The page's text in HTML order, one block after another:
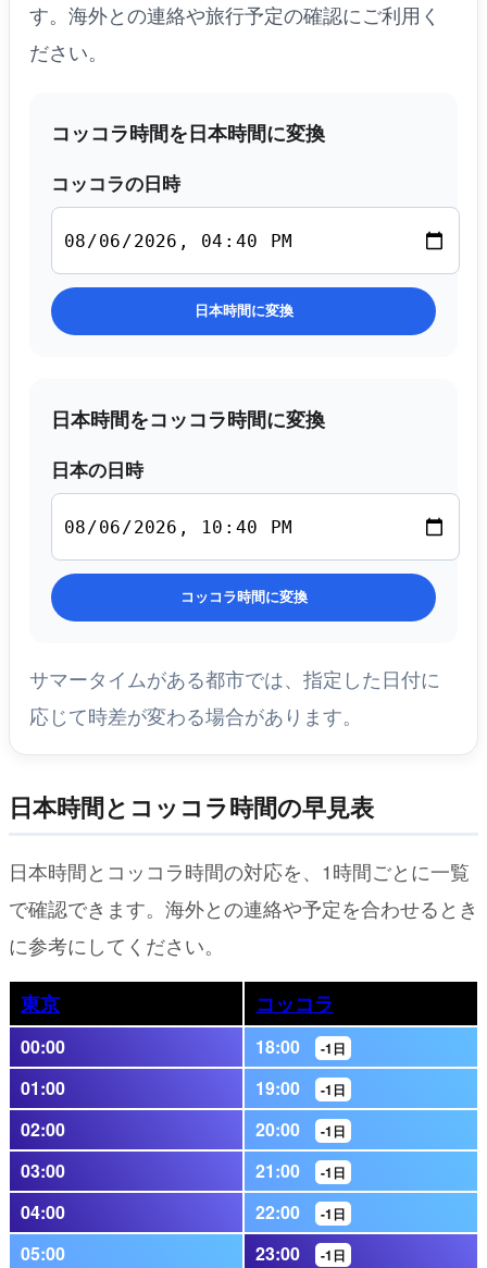
す。海外との連絡や旅行予定の確認にご利用く
ださい。
コッコラ時間を日本時間に変換
コッコラの日時
日本時間に変換
日本時間をコッコラ時間に変換
日本の日時
コッコラ時間に変換
サマータイムがある都市では、指定した日付に
応じて時差が変わる場合があります。
日本時間とコッコラ時間の早見表
日本時間とコッコラ時間の対応を、1時間ごとに一覧
で確認できます。海外との連絡や予定を合わせるとき
に参考にしてください。
東京 コッコラ
00:00 18:00 -1日
01:00 19:00 -1日
02:00 20:00 -1日
03:00 21:00 -1日
04:00 22:00 -1日
05:00 23:00 -1日